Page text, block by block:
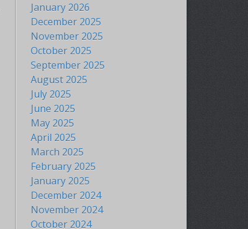
January 2026
December 2025
November 2025
October 2025
September 2025
August 2025
July 2025
June 2025
May 2025
April 2025
March 2025
February 2025
January 2025
December 2024
November 2024
October 2024